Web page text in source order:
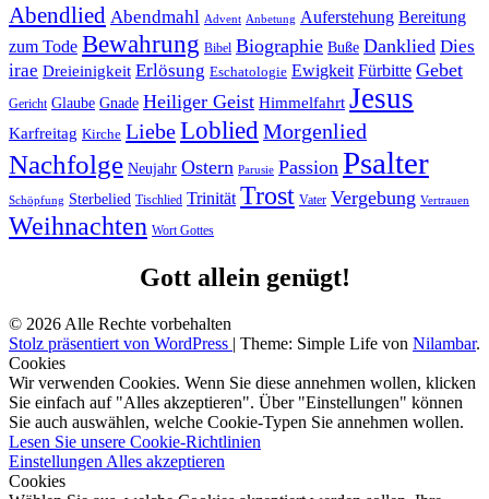
Abendlied Abendmahl Advent Anbetung Auferstehung Bereitung
zum Tode Bewahrung Bibel Biographie Buße Danklied Dies
irae Dreieinigkeit Erlösung Eschatologie Ewigkeit Fürbitte Gebet
Gericht Glaube Gnade Heiliger Geist Himmelfahrt Jesus
Karfreitag Kirche LiebeLoblied Morgenlied
Nachfolge Neujahr Ostern Parusie Passion Psalter
Schöpfung Sterbelied Tischlied Trinität Trost Vater Vergebung Vertrauen
Weihnachten Wort Gottes
Gott allein genügt!
© 2026 Alle Rechte vorbehalten
Stolz präsentiert von WordPress | Theme: Simple Life von Nilambar.
Cookies
Wir verwenden Cookies. Wenn Sie diese annehmen wollen, klicken
Sie einfach auf "Alles akzeptieren". Über "Einstellungen" können
Sie auch auswählen, welche Cookie-Typen Sie annehmen wollen.
Lesen Sie unsere Cookie-Richtlinien
Einstellungen Alles akzeptieren
Cookies